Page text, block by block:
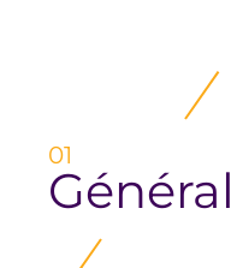
01
Général